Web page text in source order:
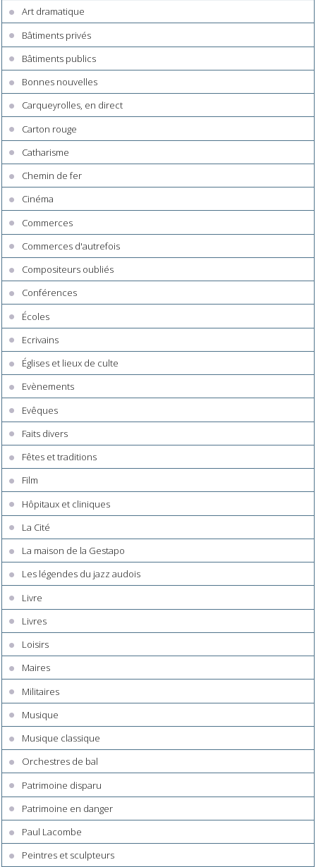
Art dramatique
Bâtiments privés
Bâtiments publics
Bonnes nouvelles
Carqueyrolles, en direct
Carton rouge
Catharisme
Chemin de fer
Cinéma
Commerces
Commerces d'autrefois
Compositeurs oubliés
Conférences
Écoles
Ecrivains
Églises et lieux de culte
Evènements
Evêques
Faits divers
Fêtes et traditions
Film
Hôpitaux et cliniques
La Cité
La maison de la Gestapo
Les légendes du jazz audois
Livre
Livres
Loisirs
Maires
Militaires
Musique
Musique classique
Orchestres de bal
Patrimoine disparu
Patrimoine en danger
Paul Lacombe
Peintres et sculpteurs